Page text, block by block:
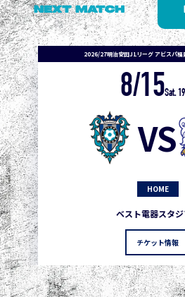
NEXT MATCH
2026/27明治安田J1リーグ アビスパ福
8/15Sat.
VS
HOME
ベスト電器スタジ
チケット情報
1
2
3 3 1
3
5 3
5 3 1
5
8 清水 3 1